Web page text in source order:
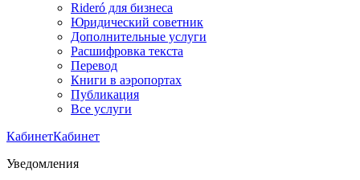
Rideró для бизнеса
Юридический советник
Дополнительные услуги
Расшифровка текста
Перевод
Книги в аэропортах
Публикация
Все услуги
КабинетКабинет
Уведомления